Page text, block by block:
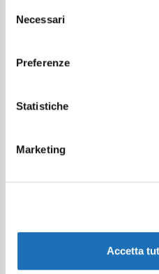
delNecessari
Preferenze
Statistiche
Marketing
Accetta